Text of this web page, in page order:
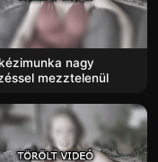
nagy
mezztelenül